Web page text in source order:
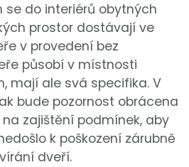
se do interiérů obytných
prostor dostávají ve
v provedení bez
působí v místnosti
mají ale svá specifika. V
bude pozornost obrácena
zajištění podmínek, aby
k poškození zárubně
dveří.